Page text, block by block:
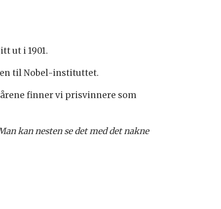
ut i 1901.
til Nobel-instituttet.
finner vi prisvinnere som
kan nesten se det med det nakne